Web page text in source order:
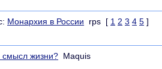
Монархия в России rps [ 1 2 3 4 5 ]
смысл жизни? Maquis